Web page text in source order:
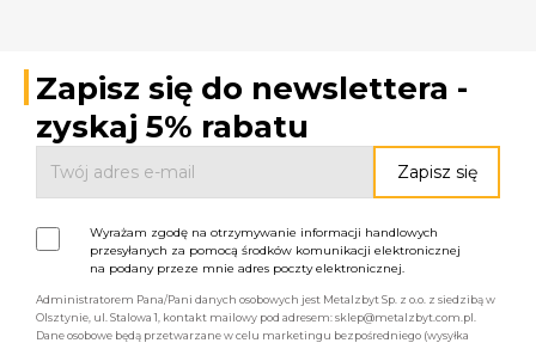
Zapisz się do newslettera -
zyskaj 5% rabatu
Wyrażam zgodę na otrzymywanie informacji handlowych
przesyłanych za pomocą środków komunikacji elektronicznej
na podany przeze mnie adres poczty elektronicznej.
Administratorem Pana/Pani danych osobowych jest Metalzbyt Sp. z o.o. z siedzibą w
Olsztynie, ul. Stalowa 1, kontakt mailowy pod adresem: sklep@metalzbyt.com.pl.
Dane osobowe będą przetwarzane w celu marketingu bezpośredniego (wysyłka